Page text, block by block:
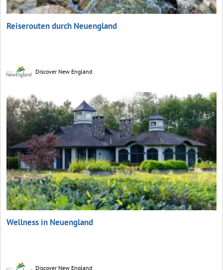
Reiserouten durch Neuengland
Discover New England
Wellness in Neuengland
Discover New England